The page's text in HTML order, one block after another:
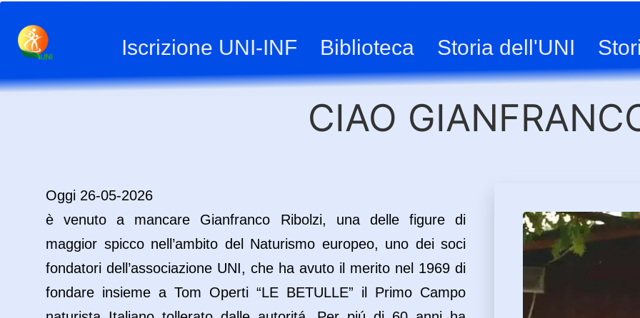
Iscrizione UNI-INF Biblioteca Storia dell'UNI
CIAO
Oggi 26-05-2026
è venuto a mancare Gianfranco Ribolzi, una delle figure di
maggior spicco nell’ambito del Naturismo europeo, uno dei soci
fondatori dell’associazione UNI, che ha avuto il merito nel 1969 di
fondare insieme a Tom Operti “LE BETULLE” il Primo Campo